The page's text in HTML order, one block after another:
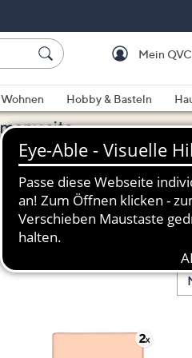
Mein QVC
Wohnen Hobby & Basteln